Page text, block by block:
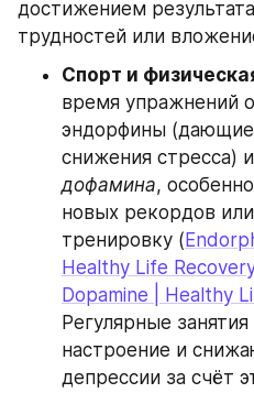
достижением
трудностей или
Спорт и
время упражнений
эндорфины (дающие
снижения стресса) и
дофамина,
новых рекордов
тренировку (
Healthy Life
Dopamine | Healthy
Регулярные
настроение и
депрессии за счёт